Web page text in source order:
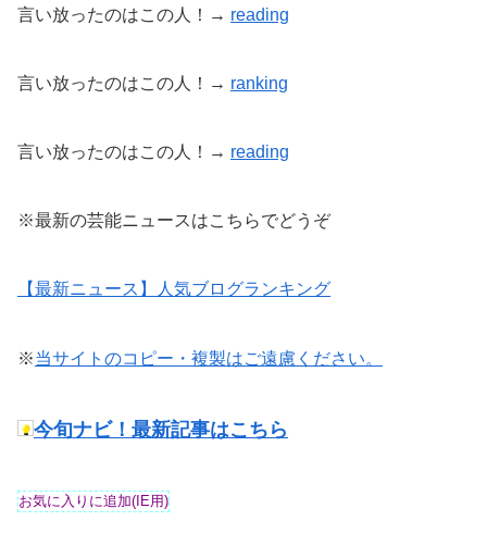
言い放ったのはこの人！→ reading
言い放ったのはこの人！→ ranking
言い放ったのはこの人！→ reading
※最新の芸能ニュースはこちらでどうぞ
【最新ニュース】人気ブログランキング
※当サイトのコピー・複製はご遠慮ください。
今旬ナビ！最新記事はこちら